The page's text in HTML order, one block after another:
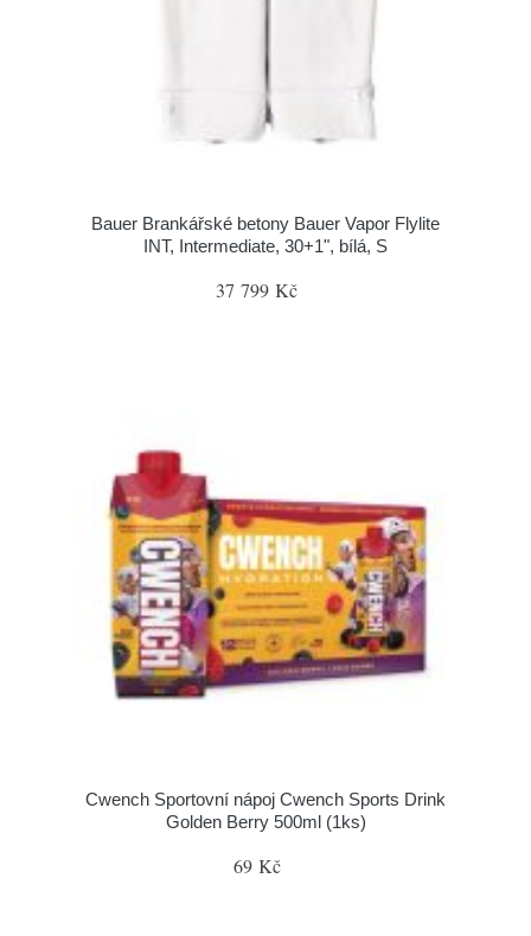
Bauer Brankářské betony Bauer Vapor Flylite
INT, Intermediate, 30+1", bílá, S
37 799 Kč
Cwench Sportovní nápoj Cwench Sports Drink
Golden Berry 500ml (1ks)
69 Kč